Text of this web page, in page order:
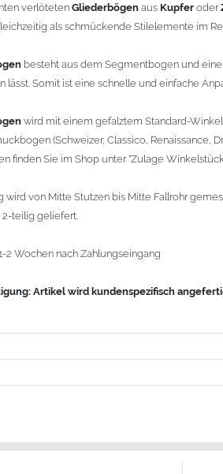
Artikel wird kundenspezifisch
verlöteten Gliederbögen aus Kupfer oder
als schmückende Stilelemente im
besteht aus dem Segmentbogen und
lässt. Somit ist eine schnelle und einfache
wird mit einem gefalztem Standard-
(Schweizer, Classico, Renaissance,
finden Sie im Shop unter "Zulage
wird von Mitte Stutzen bis Mitte Fallrohr
teilig geliefert.
2 Wochen nach Zahlungseingang
Artikel wird kundenspezifisch